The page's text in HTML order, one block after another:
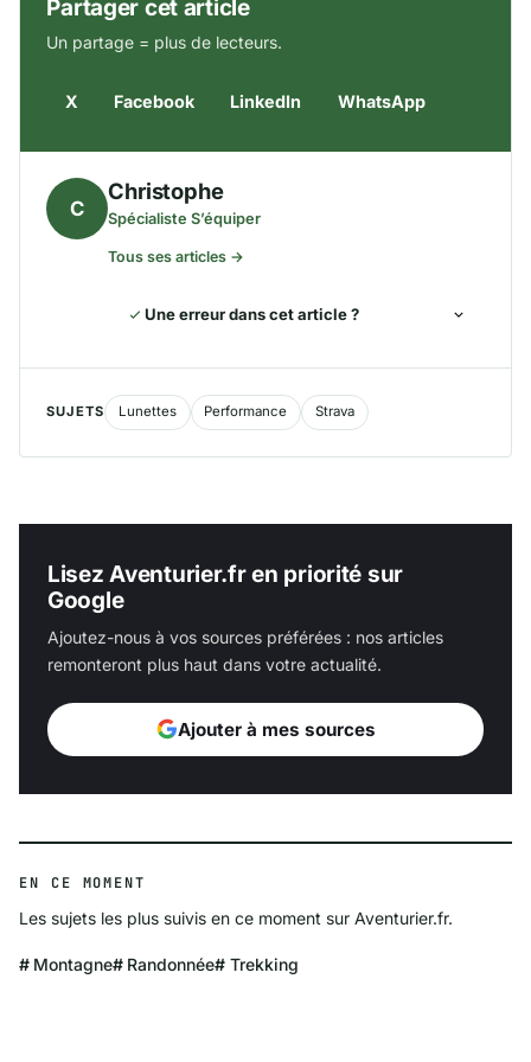
Partager cet article
Un partage = plus de lecteurs.
X Facebook LinkedIn WhatsApp
C
Christophe
Spécialiste S’équiper
Tous ses articles →
Une erreur dans cet article ?
SUJETS Lunettes Performance Strava
Lisez Aventurier.fr en priorité sur
Google
Ajoutez-nous à vos sources préférées : nos articles
remonteront plus haut dans votre actualité.
Ajouter à mes sources
EN CE MOMENT
Les sujets les plus suivis en ce moment sur Aventurier.fr.
Montagne Randonnée Trekking